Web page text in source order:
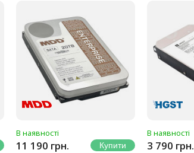
В наявності
11 190 грн.
В наявності
3 790 грн.